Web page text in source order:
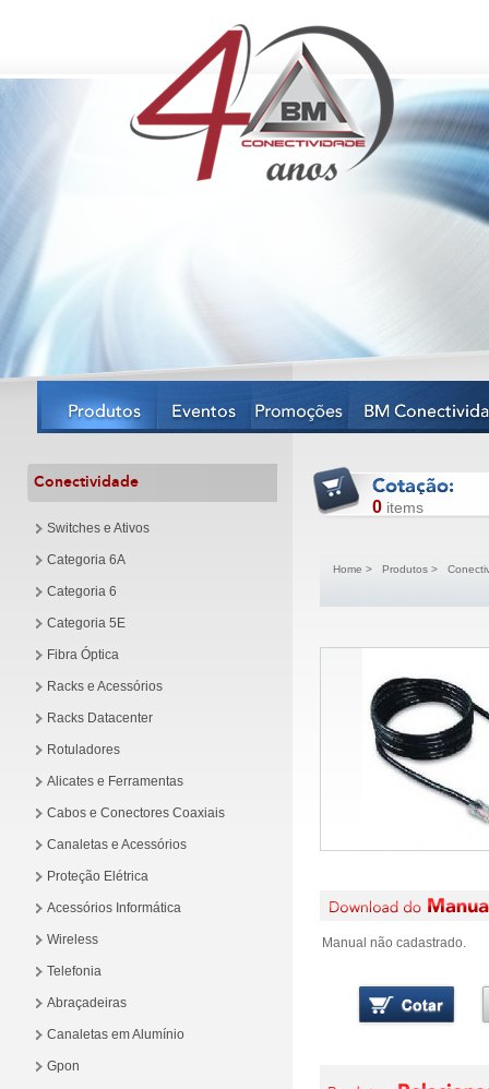
Conectividade
Switches e Ativos
Categoria 6A
Categoria 6
Categoria 5E
Fibra Óptica
Racks e Acessórios
Racks Datacenter
Rotuladores
Alicates e Ferramentas
Cabos e Conectores Coaxiais
Canaletas e Acessórios
Proteção Elétrica
Acessórios Informática
Wireless
Telefonia
Abraçadeiras
Canaletas em Alumínio
Gpon
0 items
Home > Produtos >
Manual não cadastrado.